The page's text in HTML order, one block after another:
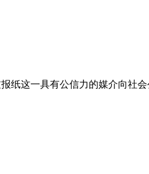
纸这一具有公信力的媒介向社